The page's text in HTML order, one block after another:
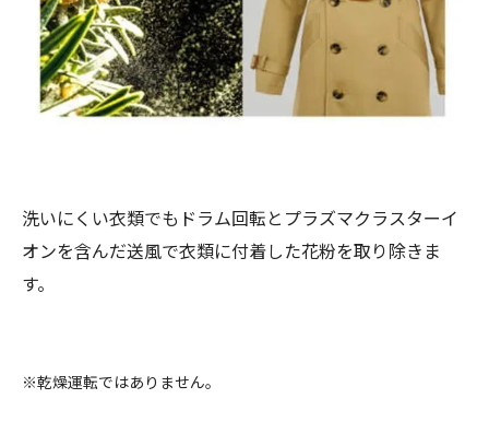
洗いにくい衣類でもドラム回転とプラズマクラスターイ
オンを含んだ送風で衣類に付着した花粉を取り除きま
す。
※乾燥運転ではありません。